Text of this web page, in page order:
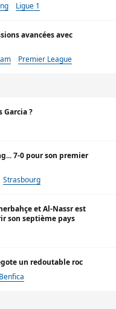
Ligue 1
avancées avec
Premier League
Garcia ?
7-0 pour son premier
Strasbourg
et Al-Nassr est
son septième pays
un redoutable roc
Benfica